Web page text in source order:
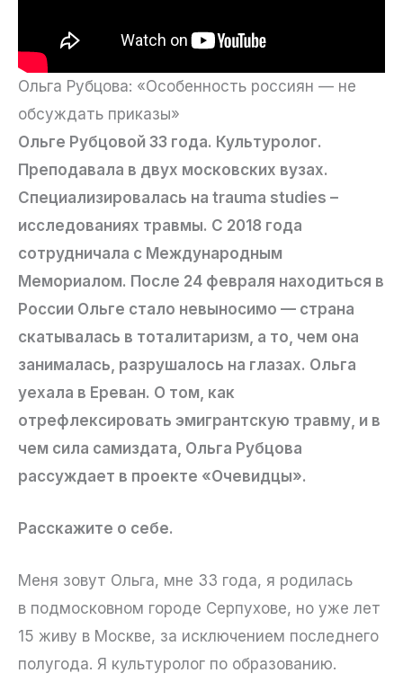
Ольга Рубцова: «Особенность россиян — не
обсуждать приказы»
Ольге Рубцовой 33 года. Культуролог.
Преподавала в двух московских вузах.
Специализировалась на trauma studies –
исследованиях травмы. С 2018 года
сотрудничала с Международным
Мемориалом. После 24 февраля находиться в
России Ольге стало невыносимо — страна
скатывалась в тоталитаризм, а то, чем она
занималась, разрушалось на глазах. Ольга
уехала в Ереван. О том, как
отрефлексировать эмигрантскую травму, и в
чем сила самиздата, Ольга Рубцова
рассуждает в проекте «Очевидцы».
Расскажите о себе.
Меня зовут Ольга, мне 33 года, я родилась
в подмосковном городе Серпухове, но уже лет
15 живу в Москве, за исключением последнего
полугода. Я культуролог по образованию.